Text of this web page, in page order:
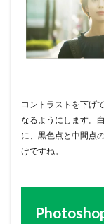
コントラストを下げ
なるようにします。
に、黒色点と中間点
けですね。